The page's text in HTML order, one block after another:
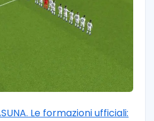
Le formazioni ufficiali: